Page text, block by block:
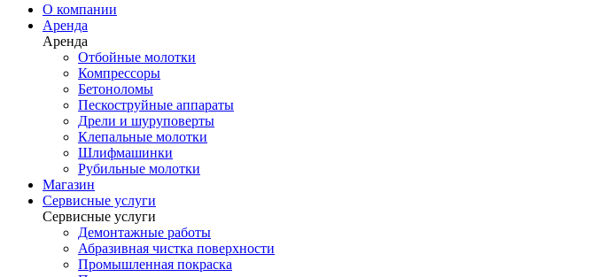
О компании
Аренда
Аренда
Отбойные молотки
Компрессоры
Бетоноломы
Пескоструйные аппараты
Дрели и шуруповерты
Клепальные молотки
Шлифмашинки
Рубильные молотки
Магазин
Сервисные услуги
Сервисные услуги
Демонтажные работы
Абразивная чистка поверхности
Промышленная покраска